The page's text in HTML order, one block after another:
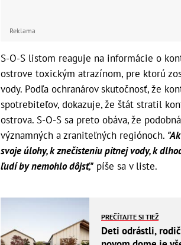
Reklama
S-O-S listom reaguje na informácie o
ostrove toxickým atrazínom, pre ktorú
vody. Podľa ochranárov skutočnosť, že
spotrebiteľov, dokazuje, že štát stratil
ostrova. S-O-S sa preto obáva, že
významných a zraniteľných regiónoch.
svoje úlohy, k znečisteniu pitnej vody, k
ľudí by nemohlo dôjsť," píše sa v liste.
PREČÍTAJTE SI TIEŽ
Deti odrástli,